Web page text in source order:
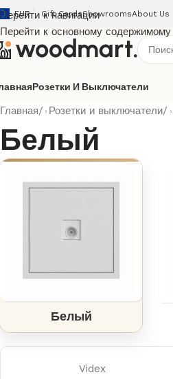
Перейти к навигации
Перейти к основному содержимому
EUR Gift CardsShowroomsAbout Us
Розетки И Выключатели
Главная/ Розетки и выключатели/
Белый
Белый
Videx